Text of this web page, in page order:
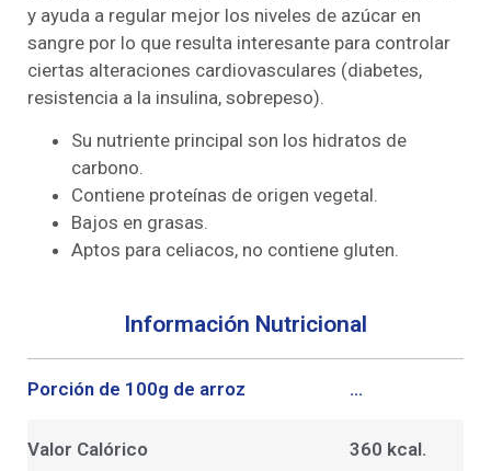
y ayuda a regular mejor los niveles de azúcar en
sangre por lo que resulta interesante para controlar
ciertas alteraciones cardiovasculares (diabetes,
resistencia a la insulina, sobrepeso).
Su nutriente principal son los hidratos de
carbono.
Contiene proteínas de origen vegetal.
Bajos en grasas.
Aptos para celiacos, no contiene gluten.
Información Nutricional
Porción de 100g de arroz ...
Valor Calórico 360 kcal.